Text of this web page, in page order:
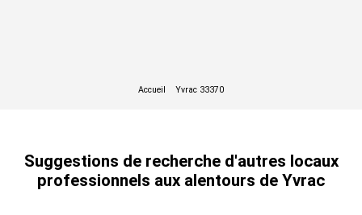
Suggestions de recherche d'autres locaux
professionnels aux alentours de Yvrac